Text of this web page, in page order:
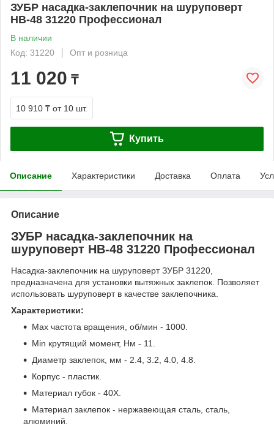
ЗУБР насадка-заклепочник на шуруповерт
НВ-48 31220 Профессионал
В наличии
Код: 31220
Опт и розница
11 020 ₸
10 910 ₸ от 10 шт.
Купить
Описание Характеристики Доставка Оплата
Описание
ЗУБР насадка-заклепочник на
шуруповерт НВ-48 31220 Профессионал
Насадка-заклепочник на шуруповерт ЗУБР 31220,
предназначена для установки вытяжных заклепок. Позволяет
использовать шуруповерт в качестве заклепочника.
Характеристики:
Max частота вращения, об/мин - 1000.
Min крутящий момент, Нм - 11.
Диаметр заклепок, мм - 2.4, 3.2, 4.0, 4.8.
Корпус - пластик.
Материал губок - 40Х.
Материал заклепок - нержавеющая сталь, сталь,
алюминий.